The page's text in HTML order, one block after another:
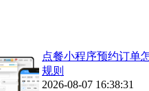
点餐小程序预约订单
规则
2026-08-07 16:38:31